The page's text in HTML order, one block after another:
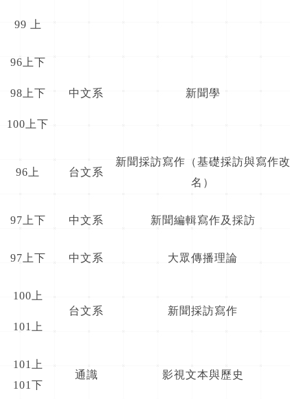
99 上
96上下
98上下
100上下
中文系 新聞學
96上 台文系
新聞採訪寫作（基礎採訪與寫作改
名）
97上下 中文系 新聞編輯寫作及採訪
97上下 中文系 大眾傳播理論
100上
101上
台文系 新聞採訪寫作
101上
101下
通識 影視文本與歷史